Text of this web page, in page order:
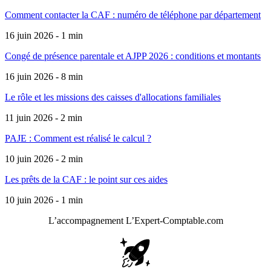
Comment contacter la CAF : numéro de téléphone par département
16 juin 2026 - 1 min
Congé de présence parentale et AJPP 2026 : conditions et montants
16 juin 2026 - 8 min
Le rôle et les missions des caisses d'allocations familiales
11 juin 2026 - 2 min
PAJE : Comment est réalisé le calcul ?
10 juin 2026 - 2 min
Les prêts de la CAF : le point sur ces aides
10 juin 2026 - 1 min
L’accompagnement L’Expert-Comptable.com